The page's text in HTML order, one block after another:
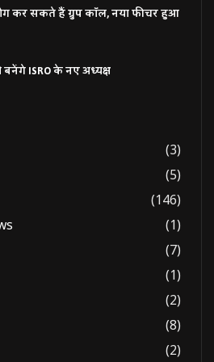
कर सकते हैं ग्रुप कॉल, नया फीचर हुआ
बनेंगे ISRO के नए अध्यक्ष
(3)
(5)
(146)
(1)
(7)
(1)
(2)
(8)
(2)